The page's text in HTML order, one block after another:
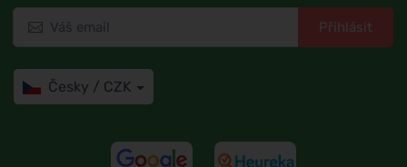
Přihlásit
Česky / CZK